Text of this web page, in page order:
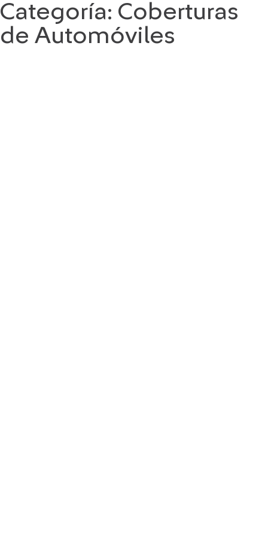
Saltar
al
contenido
Categoría: Coberturas
de Automóviles